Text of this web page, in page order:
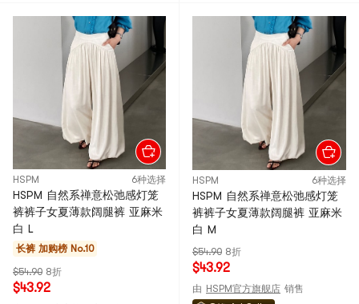
HSPM 6种选择
HSPM 自然系禅意松弛感灯笼
裤裤子女夏薄款阔腿裤 亚麻米
白 L
长裤 加购榜 No.10
$54.90 8折
$43.92
HSPM 6种选择
HSPM 自然系禅意松弛感灯笼
裤裤子女夏薄款阔腿裤 亚麻米
白 M
$54.90 8折
$43.92
由 HSPM官方旗舰店 销售